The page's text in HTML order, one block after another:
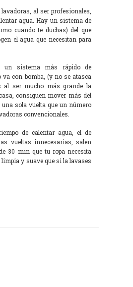
al ser profesionales,
agua. Hay un sistema de
cuando te duchas) del que
el agua que necesitan para
un sistema más rápido de
va con bomba, (y no se atasca
al ser mucho más grande la
consiguen mover más del
una sola vuelta que un número
convencionales.
de calentar agua, el de
vueltas innecesarias, salen
30 min que tu ropa necesita
y suave que si la lavases